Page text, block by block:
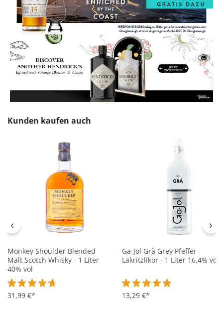
Produktgalerie überspringen
Kunden kaufen auch
Monkey Shoulder Blended
Malt Scotch Whisky - 1 Liter
40% vol
Durchschnittliche Bewertung von 4.6 von 5 Sternen
31,99 €*
Ga-Jol Grå Grey Pfeffer
Lakritzlikör - 1 Liter 16,4% vol
Durchschnittliche
13,29 €*